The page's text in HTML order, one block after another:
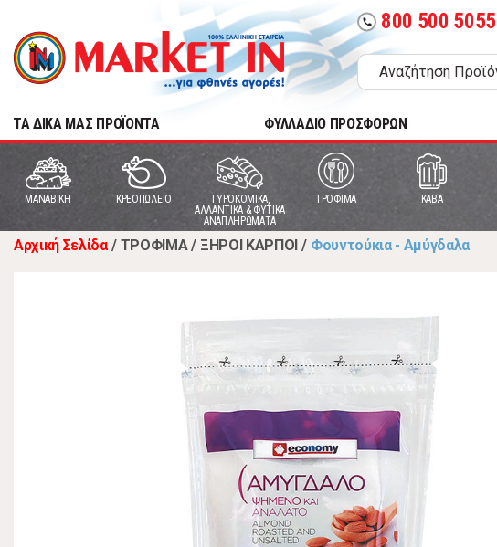
call 800 500 5055
TA ΔΙΚΑ ΜΑΣ ΠΡΟΪΟΝΤΑ ΦΥΛΛΑΔΙΟ ΠΡΟΣΦΟΡΩΝ
MANABIKH ΚΡΕΟΠΩΛΕΙΟ
ΤΥΡΟΚΟΜΙΚΑ,
ΑΛΛΑΝΤΙΚΑ & ΦΥΤΙΚΑ
ΑΝΑΠΛΗΡΩΜΑΤΑ
ΤΡΟΦΙΜΑ ΚΑΒΑ
Αρχική Σελίδα / ΤΡΟΦΙΜΑ / ΞΗΡΟΙ ΚΑΡΠΟΙ / Φουντούκια - Αμύγδαλα